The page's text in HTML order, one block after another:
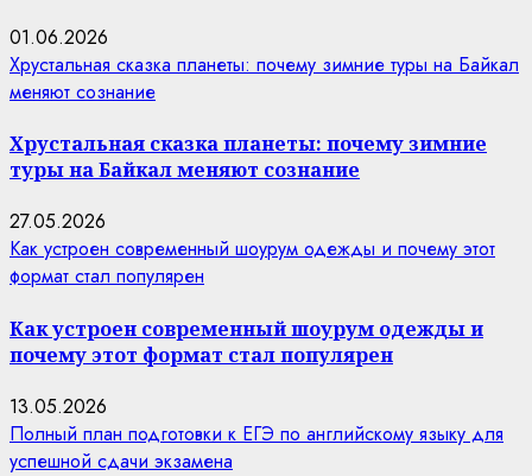
01.06.2026
Хрустальная сказка планеты: почему зимние туры на Байкал
меняют сознание
Хрустальная сказка планеты: почему зимние
туры на Байкал меняют сознание
27.05.2026
Как устроен современный шоурум одежды и почему этот
формат стал популярен
Как устроен современный шоурум одежды и
почему этот формат стал популярен
13.05.2026
Полный план подготовки к ЕГЭ по английскому языку для
успешной сдачи экзамена